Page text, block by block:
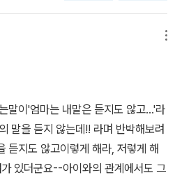
못해 말 대신 짜증을 내거나 화를 내
육아 전문가들은 대부분 아이와 사
하지만 부모 스스로 ‘나 자신’과 사이
아는 부모 키우기’라는 사실을 명심
모가 자기 자신과 마주하는 일이기
지면 사람은 무의식적으로 웃어버리
가지입니다. 남한테 미움받는 것이
사람 좋은 표정을 짓습니다. 자신을
148 아이를 강하게 키우고 싶을
말이'엄마는 내말은 듣지도 않고...'라
말을 듣지 않는데!! 라며 반박해보려
듣지도 않고이렇게 해라, 저렇게 해
있더군요--아이와의 관계에서도 그